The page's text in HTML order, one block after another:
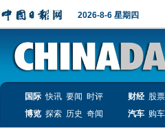
2026-8-6 星期四
国际 快讯 要闻 时评 财经 股票
博览 探索 历史 奇闻 汽车 购车